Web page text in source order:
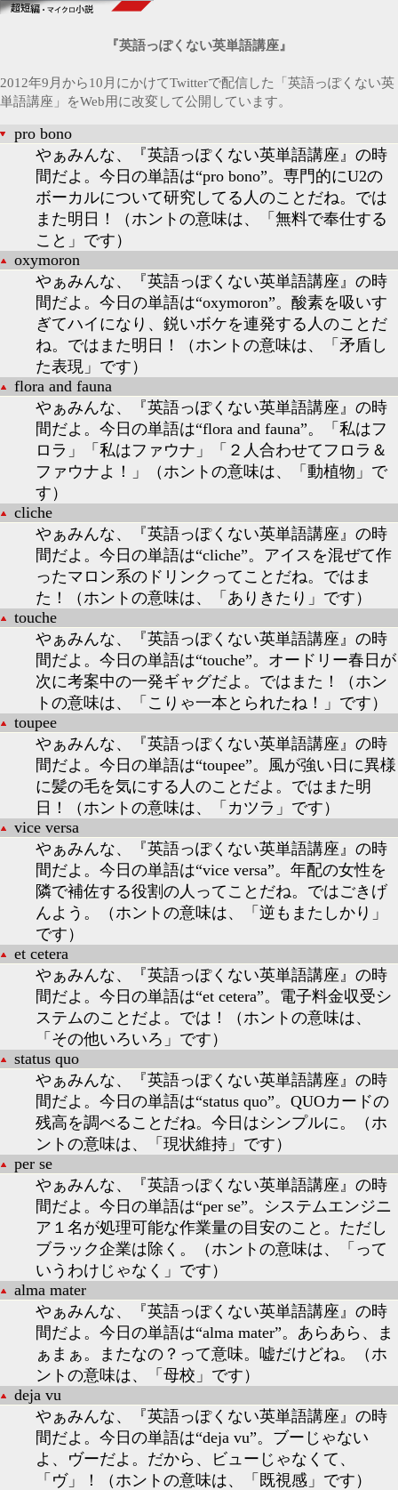
『英語っぽくない英単語講座』
2012年9月から10月にかけてTwitterで配信した「英語っぽくない英
単語講座」をWeb用に改変して公開しています。
pro bono
やぁみんな、『英語っぽくない英単語講座』の時
間だよ。今日の単語は“pro bono”。専門的にU2の
ボーカルについて研究してる人のことだね。では
また明日！（ホントの意味は、「無料で奉仕する
こと」です）
oxymoron
やぁみんな、『英語っぽくない英単語講座』の時
間だよ。今日の単語は“oxymoron”。酸素を吸いす
ぎてハイになり、鋭いボケを連発する人のことだ
ね。ではまた明日！（ホントの意味は、「矛盾し
た表現」です）
flora and fauna
やぁみんな、『英語っぽくない英単語講座』の時
間だよ。今日の単語は“flora and fauna”。「私はフ
ロラ」「私はファウナ」「２人合わせてフロラ＆
ファウナよ！」（ホントの意味は、「動植物」で
す）
cliche
やぁみんな、『英語っぽくない英単語講座』の時
間だよ。今日の単語は“cliche”。アイスを混ぜて作
ったマロン系のドリンクってことだね。ではま
た！（ホントの意味は、「ありきたり」です）
touche
やぁみんな、『英語っぽくない英単語講座』の時
間だよ。今日の単語は“touche”。オードリー春日が
次に考案中の一発ギャグだよ。ではまた！（ホン
トの意味は、「こりゃ一本とられたね！」です）
toupee
やぁみんな、『英語っぽくない英単語講座』の時
間だよ。今日の単語は“toupee”。風が強い日に異様
に髪の毛を気にする人のことだよ。ではまた明
日！（ホントの意味は、「カツラ」です）
vice versa
やぁみんな、『英語っぽくない英単語講座』の時
間だよ。今日の単語は“vice versa”。年配の女性を
隣で補佐する役割の人ってことだね。ではごきげ
んよう。（ホントの意味は、「逆もまたしかり」
です）
et cetera
やぁみんな、『英語っぽくない英単語講座』の時
間だよ。今日の単語は“et cetera”。電子料金収受シ
ステムのことだよ。では！（ホントの意味は、
「その他いろいろ」です）
status quo
やぁみんな、『英語っぽくない英単語講座』の時
間だよ。今日の単語は“status quo”。QUOカードの
残高を調べることだね。今日はシンプルに。（ホ
ントの意味は、「現状維持」です）
per se
やぁみんな、『英語っぽくない英単語講座』の時
間だよ。今日の単語は“per se”。システムエンジニ
ア１名が処理可能な作業量の目安のこと。ただし
ブラック企業は除く。（ホントの意味は、「って
いうわけじゃなく」です）
alma mater
やぁみんな、『英語っぽくない英単語講座』の時
間だよ。今日の単語は“alma mater”。あらあら、ま
ぁまぁ。またなの？って意味。嘘だけどね。（ホ
ントの意味は、「母校」です）
deja vu
やぁみんな、『英語っぽくない英単語講座』の時
間だよ。今日の単語は“deja vu”。ブーじゃない
よ、ヴーだよ。だから、ビューじゃなくて、
「ヴ」！（ホントの意味は、「既視感」です）